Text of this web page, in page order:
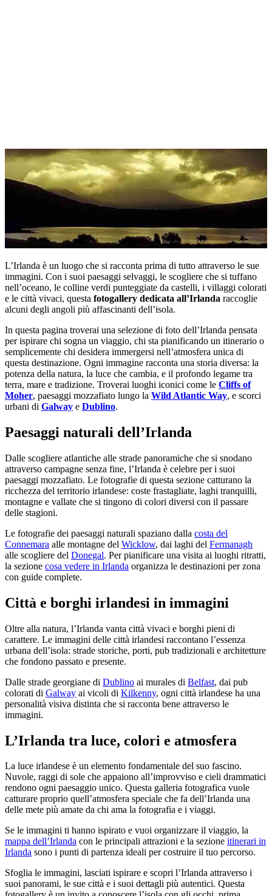
L’Irlanda è un luogo che si racconta prima di tutto attraverso le sue
immagini. Con i suoi paesaggi selvaggi, le scogliere che si tuffano
nell’oceano, le colline verdi punteggiate da castelli, i villaggi colorati
e le città vivaci, questa fotogallery dedicata all’Irlanda raccoglie
alcuni degli angoli più affascinanti dell’isola.
In questa pagina troverai una selezione di foto dell’Irlanda pensata
per ispirare chi sogna un viaggio, chi sta pianificando un itinerario o
semplicemente chi desidera immergersi nell’atmosfera unica di
questa destinazione. Ogni immagine racconta una storia diversa: la
potenza della natura, la luce che cambia, e il profondo legame tra
terra, mare e tradizione. Troverai luoghi iconici come le Cliffs of
Moher, paesaggi mozzafiato lungo la Wild Atlantic Way, e scorci
urbani di Galway e Dublino.
Paesaggi naturali dell’Irlanda
Dalle scogliere atlantiche alle strade panoramiche che si snodano
attraverso campagne senza fine, l’Irlanda è celebre per i suoi
paesaggi mozzafiato. Le fotografie di questa sezione catturano la
ricchezza del territorio irlandese: coste frastagliate, laghi tranquilli,
montagne e vallate che si tingono di colori diversi con il passare
delle stagioni.
Le fotografie dei paesaggi naturali spaziano dalla costa del
Connemara alle montagne del Wicklow, dai laghi del Fermanagh
alle scogliere del Donegal. Per pianificare una visita ai luoghi ritratti,
la sezione cosa vedere in Irlanda organizza le destinazioni per zona
con guide complete.
Città e borghi irlandesi in immagini
Oltre alla natura, l’Irlanda vanta città vivaci e borghi pieni di
carattere. Le immagini delle città irlandesi raccontano l’essenza
urbana dell’isola: strade storiche, porti, pub tradizionali e architetture
che fondono passato e presente.
Dalle strade georgiane di Dublino ai murales di Belfast, dai pub
colorati di Galway ai vicoli di Kilkenny, ogni città irlandese ha una
personalità visiva distinta che si racconta bene attraverso le
immagini.
L’Irlanda tra luce, colori e atmosfera
La luce irlandese è un elemento fondamentale del suo fascino.
Nuvole, raggi di sole che appaiono all’improvviso e cieli drammatici
rendono ogni paesaggio unico. Questa galleria fotografica vuole
catturare proprio quell’atmosfera speciale che fa dell’Irlanda una
delle mete più amate da chi ama la fotografia e i viaggi.
Se le immagini ti hanno ispirato e vuoi organizzare il viaggio, la
mappa dell’Irlanda con le principali attrazioni e la sezione itinerari in
Irlanda sono i punti di partenza ideali per costruire il tuo percorso.
Sfoglia le immagini, lasciati ispirare e scopri l’Irlanda attraverso i
suoi panorami, le sue città e i suoi dettagli più autentici. Questa